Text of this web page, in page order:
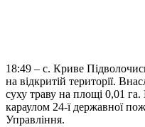
18:49 – с. Криве
на відкритій території.
суху траву на площі 0,01
караулом 24-ї державної
Управління.